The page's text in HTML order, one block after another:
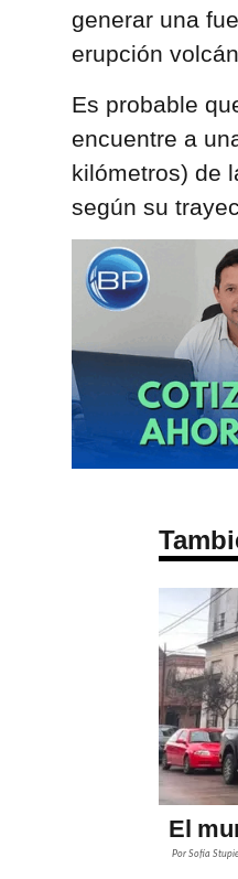
generar una
erupción
Es probable
encuentre a
kilómetros) de
según su
El
Por Sofía